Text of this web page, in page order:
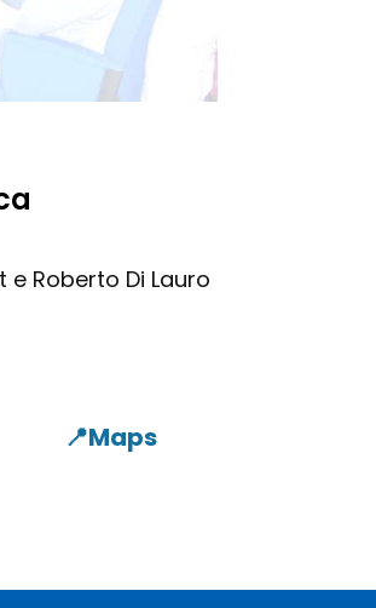
Roberto Di Lauro